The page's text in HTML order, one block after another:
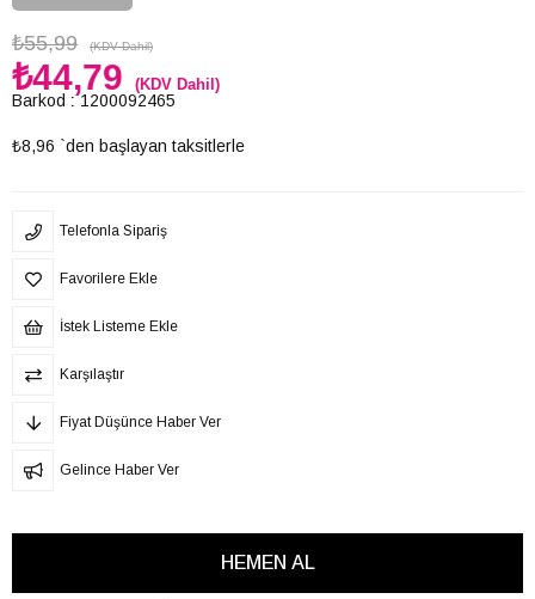
₺55,99 (KDV Dahil)
₺44,79 (KDV Dahil)
Barkod : 1200092465
₺8,96 `den başlayan taksitlerle
Telefonla Sipariş
Favorilere Ekle
İstek Listeme Ekle
Karşılaştır
Fiyat Düşünce Haber Ver
Gelince Haber Ver